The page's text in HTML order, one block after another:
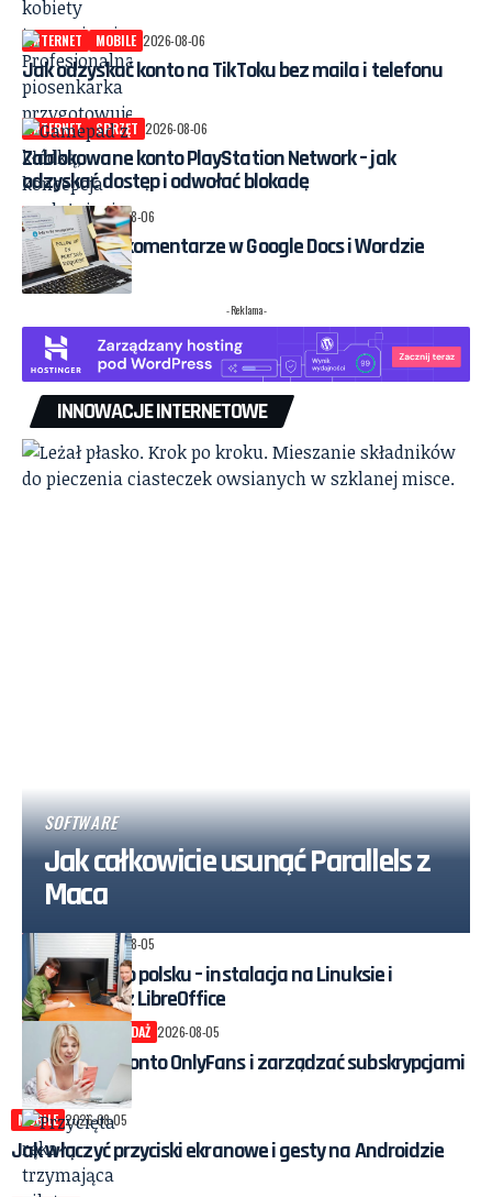
INTERNET MOBILE 2026-08-06
Jak odzyskać konto na TikToku bez maila i telefonu
INTERNET SPRZĘT 2026-08-06
Zablokowane konto PlayStation Network – jak
odzyskać dostęp i odwołać blokadę
SOFTWARE 2026-08-06
Jak usuwać komentarze w Google Docs i Wordzie
- Reklama -
INNOWACJE INTERNETOWE
SOFTWARE
Jak całkowicie usunąć Parallels z
Maca
SOFTWARE 2026-08-05
WPS Office po polsku – instalacja na Linuksie i
porównanie z LibreOffice
INTERNET SPRZEDAŻ 2026-08-05
Jak usunąć konto OnlyFans i zarządzać subskrypcjami
MOBILE 2026-08-05
Jak włączyć przyciski ekranowe i gesty na Androidzie